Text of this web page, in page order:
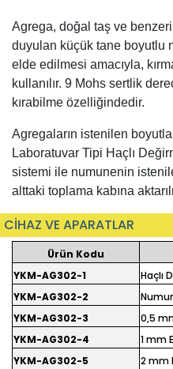
Agrega, doğal taş ve
duyulan küçük tane boyutlu
elde edilmesi amacıyla,
kullanılır. 9 Mohs sertlik
kırabilme özelliğindedir.
Agregaların istenilen
Laboratuvar Tipi Haçlı
sistemi ile numunenin
alttaki toplama kabına
CİHAZ VE APARATLAR
Ürün Kodu
YKM-AG302-1
Haçlı
YKM-AG302-2
YKM-AG302-3
0,5
YKM-AG302-4
1 mm
YKM-AG302-5
2 mm